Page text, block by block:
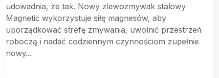
udowadnia, że tak. Nowy zlewozmywak stalowy
Magnetic wykorzystuje siłę magnesów, aby
uporządkować strefę zmywania, uwolnić przestrzeń
roboczą i nadać codziennym czynnościom zupełnie
nowy...